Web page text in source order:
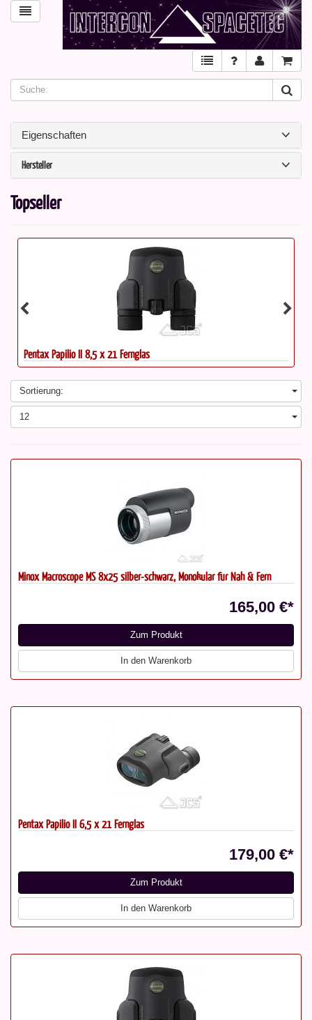
Eigenschaften
Hersteller
Topseller
Pentax Papilio II 8,5 x 21 Fernglas
Sortierung:
12
Minox Macroscope MS 8x25 silber-schwarz, Monokular für Nah & Fern
165,00 €*
Zum Produkt
In den Warenkorb
Pentax Papilio II 6,5 x 21 Fernglas
179,00 €*
Zum Produkt
In den Warenkorb